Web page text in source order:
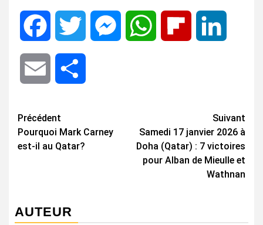
Facebook Twitter MessengerWhatsApp Flipboard
Email
Navigation
d’article
Précédent
Pourquoi Mark Carney
est-il au Qatar?
Suivant
Samedi 17 janvier 2026 à
Doha (Qatar) : 7 victoires
pour Alban de Mieulle et
Wathnan
AUTEUR